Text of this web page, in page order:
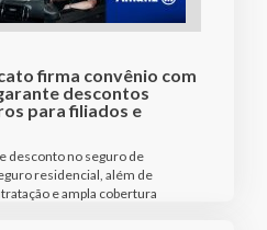
firma convênio com
descontos
para filiados e
desconto no seguro de
residencial, além de
e ampla cobertura